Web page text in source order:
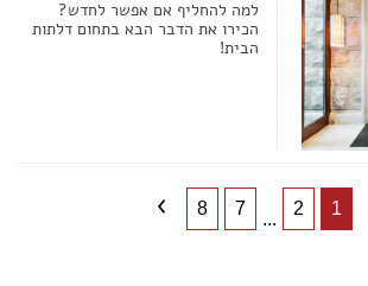
למה להחליף אם אפשר לחדש?
הכירו את הדבר הבא בתחום דלתות
הבית!
1
2
...
7
8